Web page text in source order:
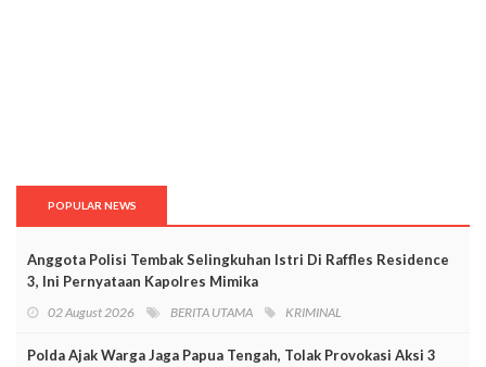
POPULAR NEWS
Anggota Polisi Tembak Selingkuhan Istri Di Raffles Residence
3, Ini Pernyataan Kapolres Mimika
02 August 2026 BERITA UTAMA KRIMINAL
Polda Ajak Warga Jaga Papua Tengah, Tolak Provokasi Aksi 3